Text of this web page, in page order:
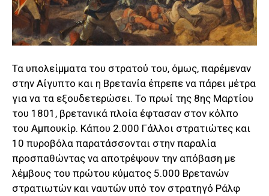
Τα υπολείμματα του στρατού του, όμως, παρέμεναν
στην Αίγυπτο και η Βρετανία έπρεπε να πάρει μέτρα
για να τα εξουδετερώσει. Το πρωί της 8ης Μαρτίου
του 1801, βρετανικά πλοία έφτασαν στον κόλπο
του Αμπουκίρ. Κάπου 2.000 Γάλλοι στρατιώτες και
10 πυροβόλα παρατάσσονται στην παραλία
προσπαθώντας να αποτρέψουν την απόβαση με
λέμβους του πρώτου κύματος 5.000 Βρετανών
στρατιωτών και ναυτών υπό τον στρατηγό Ράλφ